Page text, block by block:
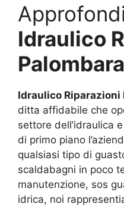
Idraulico
Idraulico Riparazioni
ditta affidabile che
settore dell’idraulica
di primo piano
qualsiasi tipo di
scaldabagni in poco
manutenzione, sos
idrica, noi